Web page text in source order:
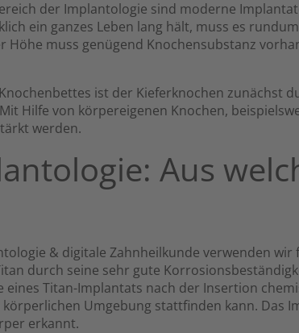
der Implantologie sind moderne
ein ganzes Leben lang hält, muss es
Höhe muss genügend Knochensubstanz
ist der Kieferknochen zunächst
Hilfe von körpereigenen Knochen,
werden.
Aus
& digitale Zahnheilkunde verwenden wir
durch seine sehr gute
Titan-Implantats nach der Insertion
Umgebung stattfinden kann. Das
erkannt.